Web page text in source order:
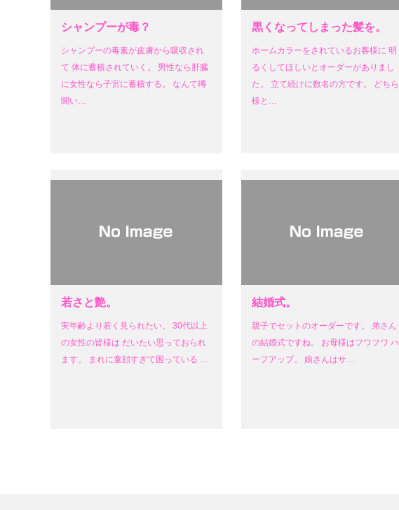
シャンプーが毒？
シャンプーの毒素が皮膚から吸収され
て 体に蓄積されていく。 男性なら肝臓
に女性なら子宮に蓄積する。 なんて噂
聞い…
黒くなってしまった髪を。
ホームカラーをされているお客様に 明
るくしてほしいとオーダーがありまし
た。 立て続けに数名の方です。 どちら
様と…
若さと艶。
実年齢より若く見られたい。 30代以上
の女性の皆様は だいたい思っておられ
ます。 まれに童顔すぎて困っている …
結婚式。
親子でセットのオーダーです。 弟さん
の結婚式ですね。 お母様はフワフワ ハ
ーフアップ。 娘さんはサ…